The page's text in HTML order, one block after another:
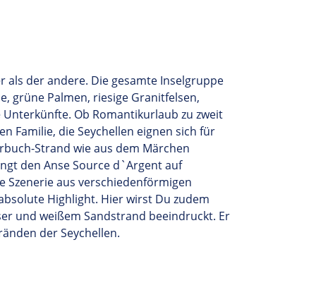
der andere. Die gesamte Inselgruppe
grüne Palmen, riesige Granitfelsen,
Ob Romantikurlaub zu zweit
Familie, die Seychellen eignen sich für
Strand wie aus dem Märchen
den Anse Source d`Argentauf
Szenerie aus verschiedenförmigen
Highlight. Hier wirst Du zudem
er und weißem Sandstrand beeindruckt. Er
der Seychellen.